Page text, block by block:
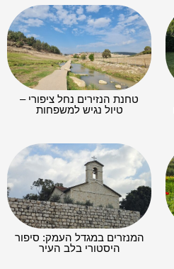
טחנת הנזירים נחל ציפורי –
טיול נגיש למשפחות
המנזרים במגדל העמק: סיפור
היסטורי בלב העיר